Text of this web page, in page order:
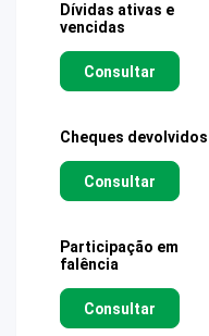
Dívidas ativas e
vencidas
Consultar
Cheques devolvidos
Consultar
Participação em
falência
Consultar